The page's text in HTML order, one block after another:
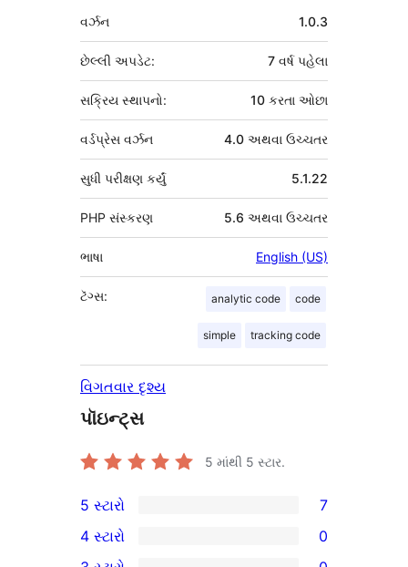
મેટા
વર્ઝન 1.0.3
છેલ્લી અપડેટ: 7 વર્ષપહેલા
સક્રિય સ્થાપનો: 10 કરતા ઓછા
વર્ડપ્રેસ વર્ઝન 4.0 અથવા ઉચ્ચતર
5.1.22
સુધી પરીક્ષણ કર્યું
PHP સંસ્કરણ 5.6 અથવા ઉચ્ચતર
ભાષા English (US)
ટૅગ્સ: analytic code code
simple tracking code
વિગતવાર દૃશ્ય
પૉઇન્ટ્સ
5 માંથી 5 સ્ટાર.
7
5-
5 સ્ટારો 7
4 સ્ટારો
0